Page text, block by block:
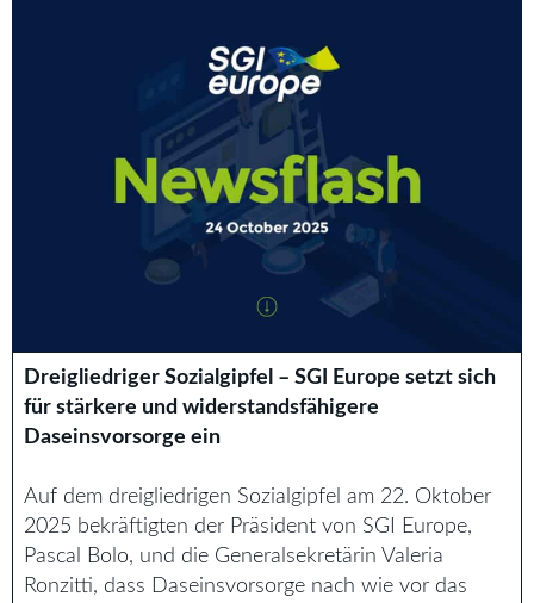
Dreigliedriger Sozialgipfel – SGI Europe setzt sich
für stärkere und widerstandsfähigere
Daseinsvorsorge ein
Auf dem dreigliedrigen Sozialgipfel am 22. Oktober
2025 bekräftigten der Präsident von SGI Europe,
Pascal Bolo, und die Generalsekretärin Valeria
Ronzitti, dass Daseinsvorsorge nach wie vor das